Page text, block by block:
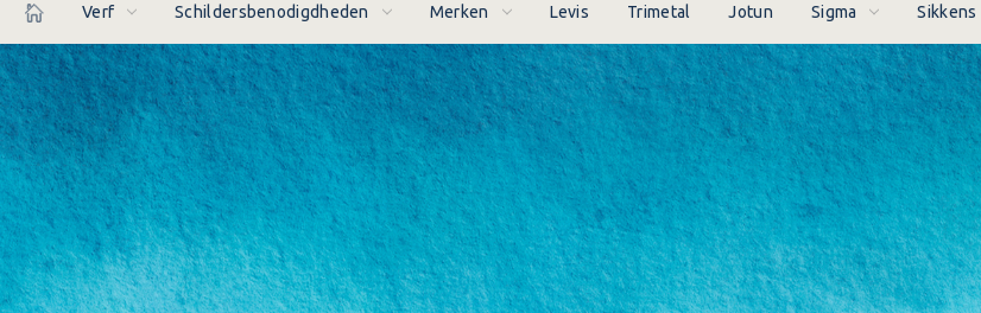
Verf Schildersbenodigdheden Merken Levis Trimetal Jotun Sigma Sikkens